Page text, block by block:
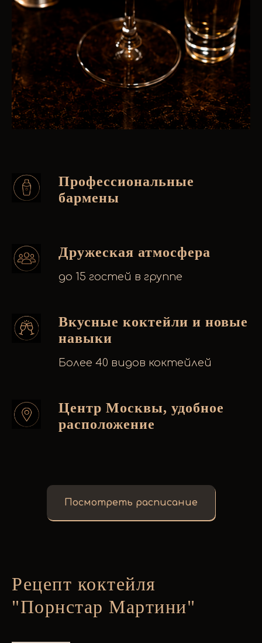
Профессиональные
бармены
Дружеская атмосфера
до 15 гостей в группе
Вкусные коктейли и новые
навыки
Более 40 видов коктейлей
Центр Москвы, удобное
расположение
Посмотреть расписание
Рецепт коктейля
"Порнстар Мартини"
Как проходят